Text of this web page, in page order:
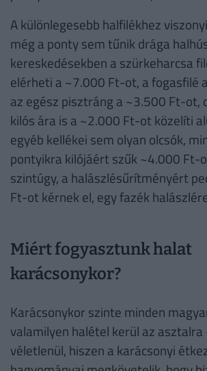
A különlegesebb halfilékhez
még a ponty sem tűnik drága
kereskedésekben a szürkeharcsa
elérheti a ~7.000 Ft-ot, a fogasfilé
az egész pisztráng a ~3.500 Ft-ot,
kilós ára is a ~2.000 Ft-ot közelíti
egyéb kellékei sem olyan olcsók,
pontyikra kilójáért szűk ~4.000 Ft-
szintúgy, a halászlésűrítményért
Ft-ot kérnek el, egy fazék
Miért fogyasztunk halat
karácsonykor?
Karácsonykor szinte minden
valamilyen halétel kerül az asztalra
véletlenül, hiszen a karácsonyi